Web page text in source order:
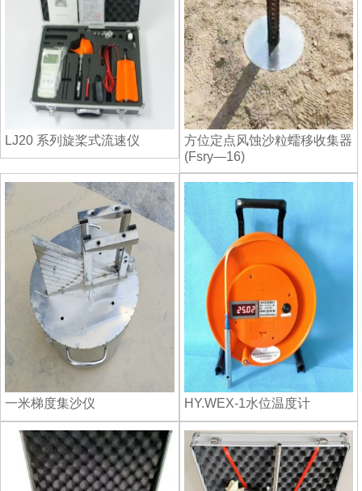
LJ20 系列旋桨式流速仪
方位定点风蚀沙粒蠕移收集器
(Fsry—16)
一米梯度集沙仪 HY.WEX-1水位温度计